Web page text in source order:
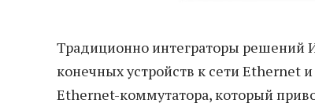
Традиционно интеграторы решений
конечных устройств к сети Ethernet
Ethernet-коммутатора, который